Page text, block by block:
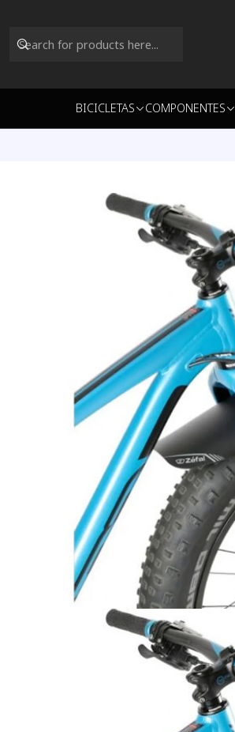
BICICLETAS COMPONENTES